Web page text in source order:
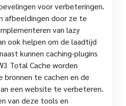
voor verbeteringen.
afbeeldingen door ze te
van lazy
ook helpen om de laadtijd
kunnen caching-plugins
Total Cache worden
te cachen en de
een website te verbeteren.
van deze tools en